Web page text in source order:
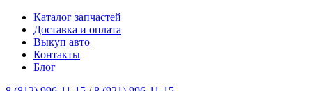
Каталог запчастей
Доставка и оплата
Выкуп авто
Контакты
Блог